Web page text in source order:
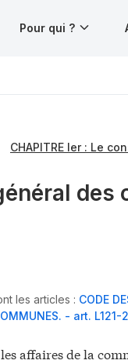
Pour qui ?
les articles : CODE
- art. L121-
affaires de la